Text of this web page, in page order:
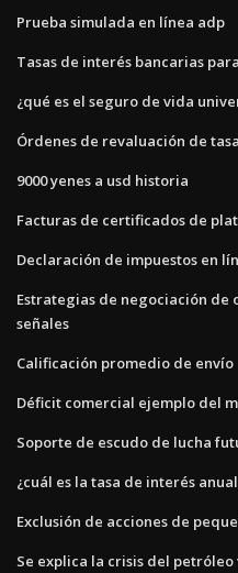
Prueba simulada en línea adp
Tasas de interés bancarias
¿qué es el seguro de vida
Órdenes de revaluación de
9000 yenes a usd historia
Facturas de certificados de
Declaración de impuestos en
Estrategias de negociación de
señales
Calificación promedio de envío
Déficit comercial ejemplo del
Soporte de escudo de lucha
¿cuál es la tasa de interés
Exclusión de acciones de
Se explica la crisis del petróleo